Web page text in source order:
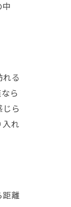
る
ら
ら
れ
距離